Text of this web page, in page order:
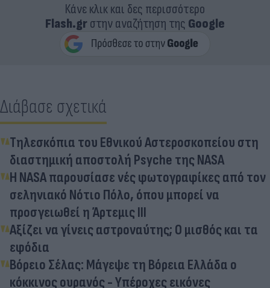
Κάνε κλικ και δες περισσότερο
Flash.grστην αναζήτηση της Google
Διάβασε σχετικά
Τηλεσκόπια του Εθνικού Αστεροσκοπείου στη
διαστημική αποστολή Psyche της NASA
Η NASA παρουσίασε νές φωτογραφίκες από τον
σεληνιακό Νότιο Πόλο, όπου μπορεί να
προσγειωθεί η Άρτεμις ΙΙΙ
Αξίζει να γίνεις αστροναύτης; Ο μισθός και τα
εφόδια
Βόρειο Σέλας: Μάγεψε τη Βόρεια Ελλάδα ο
κόκκινος ουρανός - Υπέροχες εικόνες